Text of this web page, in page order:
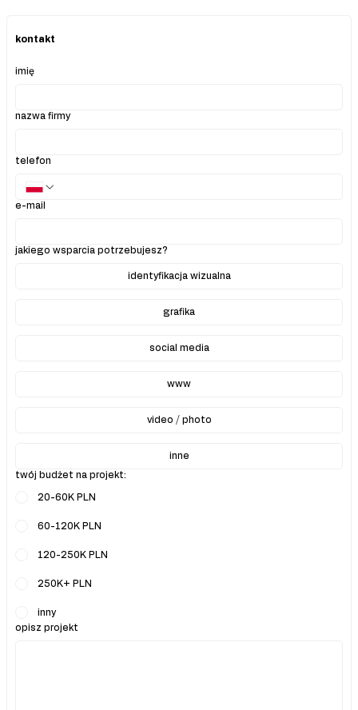
kontakt
imię
nazwa firmy
telefon
e-mail
jakiego wsparcia potrzebujesz?
identyfikacja wizualna
grafika
social media
www
video / photo
inne
twój budżet na projekt:
20-60K PLN
60-120K PLN
120-250K PLN
250K+ PLN
inny
opisz projekt